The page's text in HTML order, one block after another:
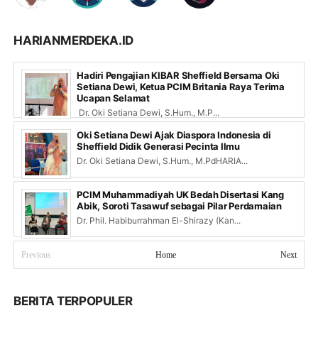
HARIANMERDEKA.ID
Hadiri Pengajian KIBAR Sheffield Bersama Oki
Setiana Dewi, Ketua PCIM Britania Raya Terima
Ucapan Selamat
Dr. Oki Setiana Dewi, S.Hum., M.P...
Oki Setiana Dewi Ajak Diaspora Indonesia di
Sheffield Didik Generasi Pecinta Ilmu
Dr. Oki Setiana Dewi, S.Hum., M.PdHARIA...
PCIM Muhammadiyah UK Bedah Disertasi Kang
Abik, Soroti Tasawuf sebagai Pilar Perdamaian
Dr. Phil. Habiburrahman El-Shirazy (Kan...
Previous Next
Home
BERITA TERPOPULER